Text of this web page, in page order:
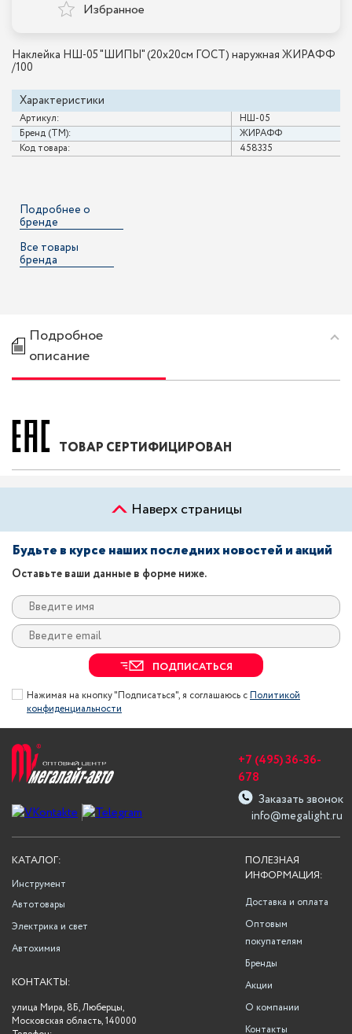
Наклейка НШ-05 "ШИПЫ" (20х20см ГОСТ) наружная ЖИРАФФ
/100
Характеристики
Артикул:
НШ-05
Бренд (ТМ):
ЖИРАФФ
Код товара:
458335
Избранное
Подробнее о
бренде
Все товары
бренда
Подробное
описание
ТОВАР СЕРТИФИЦИРОВАН
Наверх страницы
Будьте в курсе наших последних новостей и акций
Оставьте ваши данные в форме ниже.
ПОДПИСАТЬСЯ
Нажимая на кнопку "Подписаться", я соглашаюсь сПолитикой
конфиденциальности
info@megalight.ru
+7 (495) 36-36-
678
Заказать звонок
ПОЛЕЗНАЯ
ИНФОРМАЦИЯ:
Доставка и оплата
Оптовым
покупателям
Бренды
Акции
О компании
Контакты
КАТАЛОГ:
Инструмент
Автотовары
Электрика и свет
Автохимия
КОНТАКТЫ:
улица Мира, 8Б, Люберцы,
Московская область, 140000